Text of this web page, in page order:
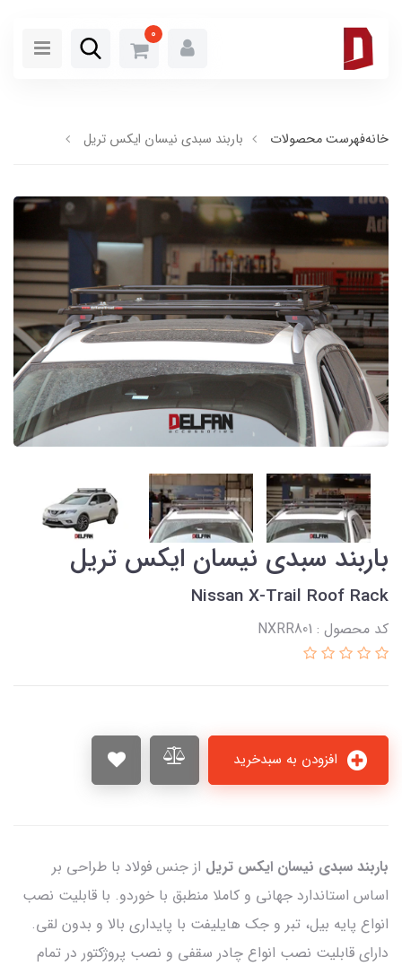
0
خانهفهرست محصولات باربند سبدی نیسان ایکس تریل
باربند سبدی نیسان ایکس تریل
Nissan X-Trail Roof Rack
کد محصول : NXRR801
باربند سبدی نیسان ایکس تریل از جنس فولاد با طراحی بر
اساس استاندارد جهانی و کاملا منطبق با خوردو. با قابلیت نصب
انواع پایه بیل، تبر و جک هایلیفت با پایداری بالا و بدون لقی.
دارای قابلیت نصب انواع چادر سقفی و نصب پروژکتور در تمام